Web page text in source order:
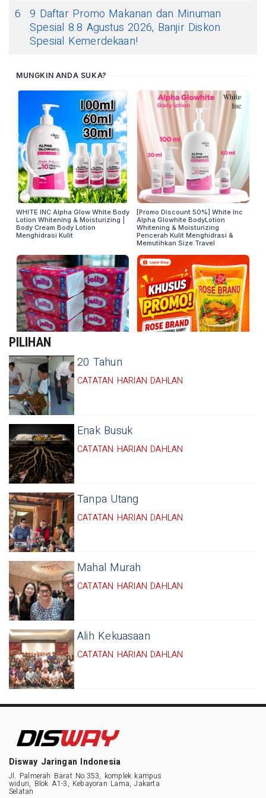
6 9 Daftar Promo Makanan dan Minuman
Spesial 8.8 Agustus 2026, Banjir Diskon
Spesial Kemerdekaan!
PILIHAN
20 Tahun
CATATAN HARIAN DAHLAN
Enak Busuk
CATATAN HARIAN DAHLAN
Tanpa Utang
CATATAN HARIAN DAHLAN
Mahal Murah
CATATAN HARIAN DAHLAN
Alih Kekuasaan
CATATAN HARIAN DAHLAN
Disway Jaringan Indonesia
Jl. Palmerah Barat No.353, komplek kampus
widuri, Blok A1-3, Kebayoran Lama, Jakarta
Selatan